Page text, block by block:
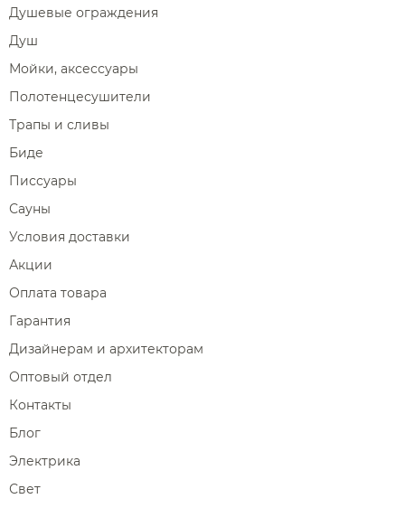
Душевые ограждения
Душ
Мойки, аксессуары
Полотенцесушители
Трапы и сливы
Биде
Писсуары
Сауны
Условия доставки
Акции
Оплата товара
Гарантия
Дизайнерам и архитекторам
Оптовый отдел
Контакты
Блог
Электрика
Свет